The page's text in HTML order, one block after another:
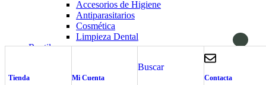
Tienda Mi Cuenta
Buscar
Contacta
Accesorios de Higiene
Antiparasitarios
Cosmética
Limpieza Dental
Reptiles
Carrito de Compra cerrar